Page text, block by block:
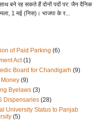
बने रह सकते हैं दोनों पदों पर: जैन दैनिक
1 मई (निस)। भाजपा के र...
of Paid Parking (6)
Act (1)
Board for Chandigarh (9)
Money (9)
Byelaws (3)
Dispensaries (28)
University Status to Panjab
(5)